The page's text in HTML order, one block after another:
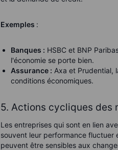
Exemples :
Banques : HSBC et BNP
l'économie se porte bien.
Assurance : Axa et Prudential,
conditions économiques.
5. Actions cycliques des
Les entreprises qui sont en lien
souvent leur performance fluctuer
peuvent être sensibles aux